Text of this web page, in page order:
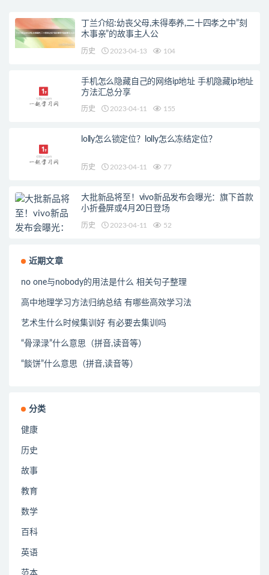
丁兰介绍:幼丧父母,未得奉养,二十四孝之中”刻
木事亲”的故事主人公
历史 2023-04-13 104
手机怎么隐藏自己的网络ip地址 手机隐藏ip地址
方法汇总分享
历史 2023-04-11 155
lolly怎么锁定位？lolly怎么冻结定位？
历史 2023-04-11 77
大批新品将至！vivo新品发布会曝光：旗下首款
小折叠屏或4月20日登场
历史 2023-04-11 52
近期文章
no one与nobody的用法是什么 相关句子整理
高中地理学习方法归纳总结 有哪些高效学习法
艺术生什么时候集训好 有必要去集训吗
“骨渌渌”什么意思（拼音,读音等）
“餤饼”什么意思（拼音,读音等）
分类
健康
历史
故事
教育
数学
百科
英语
范本